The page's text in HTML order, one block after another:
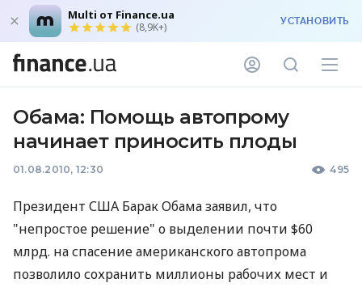
Multi от Finance.ua
(8,9K+) УСТАНОВИТЬ
Обама: Помощь автопрому
начинает приносить плоды
01.08.2010, 12:30 495
Президент США Барак Обама заявил, что
"непростое решение" о выделении почти $60
млрд. на спасение американского автопрома
позволило сохранить миллионы рабочих мест и